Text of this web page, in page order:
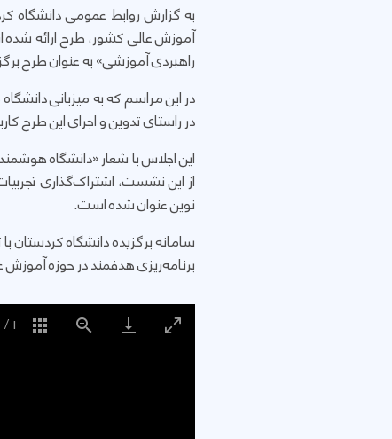
به گزارش روابط عمومی دانشگاه
آموزش عالی کشور، طرح ارائه شده
راهبردی آموزشی» به عنوان طرح
در این مراسم که به میزبانی
در راستای تدوین و اجرای این طرح
از این نشست، اشتراک‌گذاری
نوین عنوان شده است.
سامانه برگزیده دانشگاه کردستان
برنامه‌ریزی هدفمند در حوزه
1
/